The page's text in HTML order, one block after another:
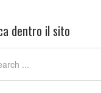
dentro il sito